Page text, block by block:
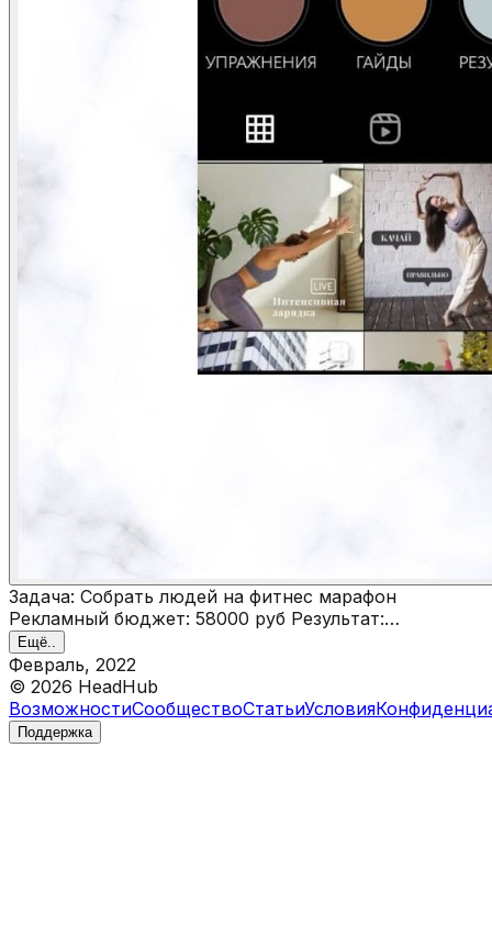
Задача: Собрать людей на фитнес марафон
Рекламный бюджет: 58000 руб Результат:
Привлечено 2718 заявок Цена за заявку 21 руб
Прибыль 880000 руб
Ещё..
Февраль, 2022
© 2026 HeadHub
ВозможностиСообществоСтатьиУсловия
Поддержка